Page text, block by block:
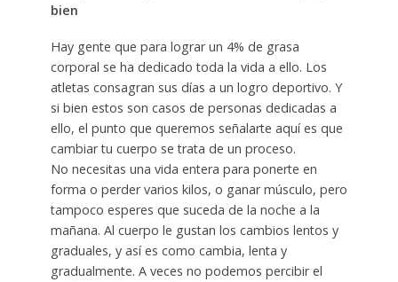
bien
Hay gente que para lograr un 4% de grasa
corporal se ha dedicado toda la vida a ello. Los
atletas consagran sus días a un logro deportivo. Y
si bien estos son casos de personas dedicadas a
ello, el punto que queremos señalarte aquí es que
cambiar tu cuerpo se trata de un proceso.
No necesitas una vida entera para ponerte en
forma o perder varios kilos, o ganar músculo, pero
tampoco esperes que suceda de la noche a la
mañana. Al cuerpo le gustan los cambios lentos y
graduales, y así es como cambia, lenta y
gradualmente. A veces no podemos percibir el